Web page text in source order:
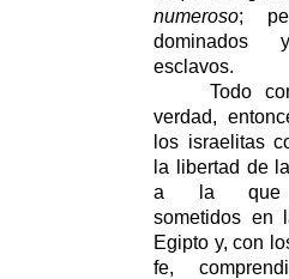
numeroso;
dominados
esclavos.
Todo
verdad,
los israelitas
la libertad de
a la que
sometidos en
Egipto y, con
fe,